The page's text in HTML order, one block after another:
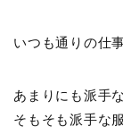
いつも通りの仕
あまりにも派手
そもそも派手な